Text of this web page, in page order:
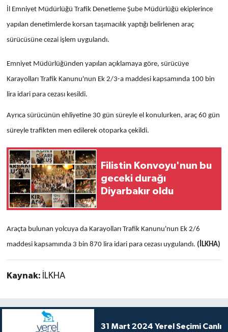
İl Emniyet Müdürlüğü Trafik Denetleme Şube Müdürlüğü ekiplerince
yapılan denetimlerde korsan taşımacılık yaptığı belirlenen araç
sürücüsüne cezai işlem uygulandı.
Emniyet Müdürlüğünden yapılan açıklamaya göre, sürücüye
Karayolları Trafik Kanunu'nun Ek 2/3-a maddesi kapsamında 100 bin
lira idari para cezası kesildi.
Ayrıca sürücünün ehliyetine 30 gün süreyle el konulurken, araç 60 gün
süreyle trafikten men edilerek otoparka çekildi.
Filistin Konvoyu'nun bu
geceki durağı
Diyarbakır oldu
Araçta bulunan yolcuya da Karayolları Trafik Kanunu'nun Ek 2/6
maddesi kapsamında 3 bin 870 lira idari para cezası uygulandı. (İLKHA)
Kaynak: İLKHA
31 Mart 2024 Yerel Seçimi Canlı